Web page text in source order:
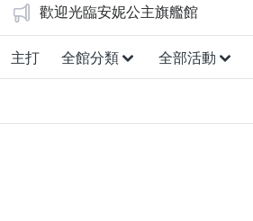
歡迎光臨安妮公主旗艦館
主打 全館分類 全部活動